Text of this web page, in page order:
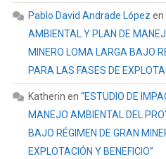
Pablo David Andrade López en
AMBIENTAL Y PLAN DE
MINERO LOMA LARGA BAJO
PARA LAS FASES DE
Katherin en “ESTUDIO DE
MANEJO AMBIENTAL DEL
BAJO RÉGIMEN DE GRAN
EXPLOTACIÓN Y BENEFICIO”